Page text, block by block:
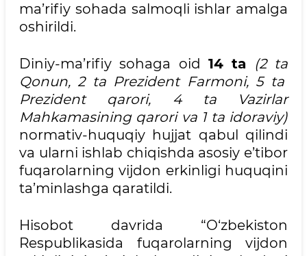
ma’rifiy sohada salmoqli ishlar amalga
oshirildi.
Diniy-ma’rifiy sohaga oid 14 ta (2 ta
Qonun,2 taPrezident Farmoni, 5 ta
Prezident qarori,
4 ta
Vazirlar
Mahkamasining qarori va 1 ta idoraviy)
normativ-huquqiy hujjat qabul qilindi
va ularni ishlab chiqishda asosiy e’tibor
fuqarolarning vijdon erkinligi huquqini
ta’minlashga qaratildi.
Hisobot davrida “O‘zbekiston
Respublikasida fuqarolarning vijdon